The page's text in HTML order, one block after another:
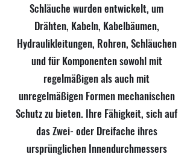
Schläuche wurden entwickelt, um
Drähten, Kabeln, Kabelbäumen,
Hydraulikleitungen, Rohren, Schläuchen
und für Komponenten sowohl mit
regelmäßigen als auch mit
unregelmäßigen Formen mechanischen
Schutz zu bieten. Ihre Fähigkeit, sich auf
das Zwei- oder Dreifache ihres
ursprünglichen Innendurchmessers